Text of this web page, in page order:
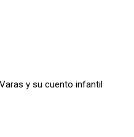
n
y su cuento infantil